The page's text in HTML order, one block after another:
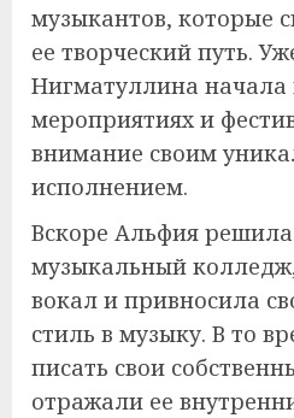
музыкантов, которые
ее творческий путь.
Нигматуллина начала
мероприятиях и
внимание своим
исполнением.
Вскоре Альфия решила
музыкальный
вокал и привносила
стиль в музыку. В то
писать свои
отражали ее